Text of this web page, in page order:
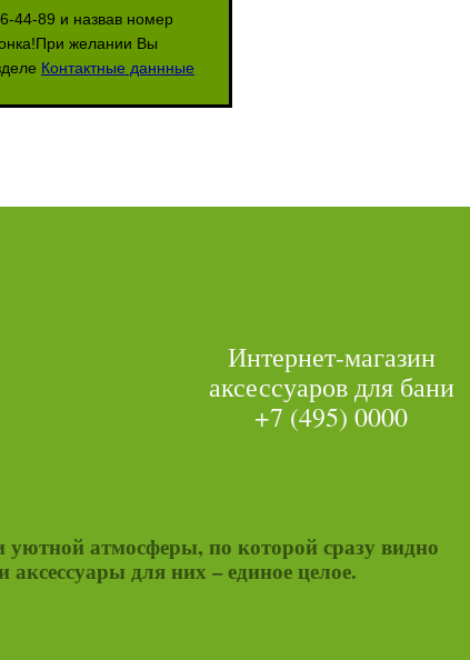
44-89 и назвав номер
желании Вы
Контактные даннные
Интернет-магазин
аксессуаров для бани
+7 (495) 0000
уютной атмосферы, по которой сразу видно
для них – единое целое.